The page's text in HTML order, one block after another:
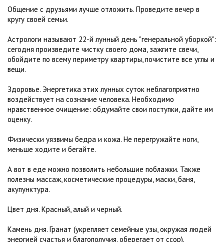
Общение с друзьями лучше отложить. Проведите вечер в
кругу своей семьи.
Астрологи называют 22-й лунный день "генеральной уборкой":
сегодня произведите чистку своего дома, зажгите свечи,
обойдите по всему периметру квартиры, почистите все углы и
вещи.
Здоровье. Энергетика этих лунных суток неблагоприятно
воздействует на сознание человека. Необходимо
нравственное очищение: обдумайте свои поступки, дайте им
оценку.
Физически уязвимы бедра и кожа. Не перегружайте ноги,
меньше ходите и бегайте.
А вот в еде можно позволить небольшие поблажки. Также
полезны массаж, косметические процедуры, маски, баня,
акупунктура.
Цвет дня. Красный, алый и черный.
Камень дня. Гранат (укрепляет семейные узы, окружая людей
энергией счастья и благополучия, оберегает от ссор).